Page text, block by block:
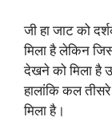
जी हा जाट को
मिला है लेकिन
देखने को मिला है
हालांकि कल
मिला है।